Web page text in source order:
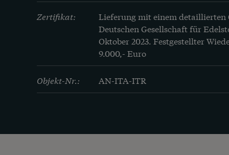
Zertifikat:
Lieferung mit einem detaillierten
Deutschen Gesellschaft für
Oktober 2023. Festgestellter
9.000,- Euro
Objekt-Nr.: AN-ITA-ITR